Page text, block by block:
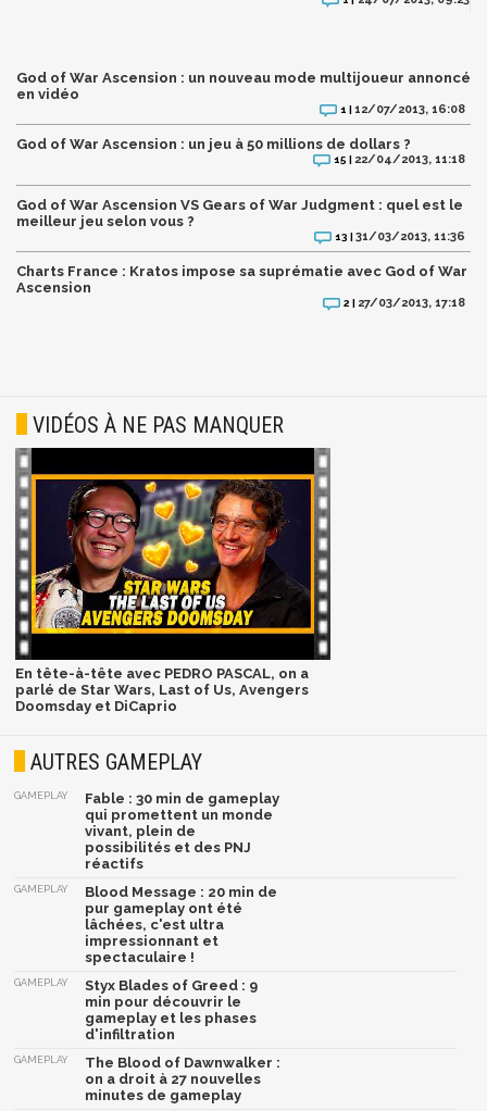
God of War Ascension : un nouveau mode multijoueur annoncé
en vidéo
1 |12/07/2013, 16:08
God of War Ascension : un jeu à 50 millions de dollars ?
15 | 22/04/2013, 11:18
God of War Ascension VS Gears of War Judgment : quel est le
meilleur jeu selon vous ?
13 |31/03/2013, 11:36
Charts France : Kratos impose sa suprématie avec God of War
Ascension
2 | 27/03/2013, 17:18
VIDÉOS À NE PAS MANQUER
En tête-à-tête avec PEDRO PASCAL, on a
parlé de Star Wars, Last of Us, Avengers
Doomsday et DiCaprio
AUTRES GAMEPLAY
GAMEPLAY
Fable : 30 min de gameplay
qui promettent un monde
vivant, plein de
possibilités et des PNJ
réactifs
GAMEPLAY
Blood Message : 20 min de
pur gameplay ont été
lâchées, c'est ultra
impressionnant et
spectaculaire !
GAMEPLAY
Styx Blades of Greed : 9
min pour découvrir le
gameplay et les phases
d'infiltration
GAMEPLAY
The Blood of Dawnwalker :
on a droit à 27 nouvelles
minutes de gameplay